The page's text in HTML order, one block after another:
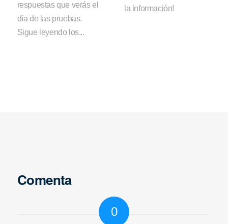
respuestas que verás el
día de las pruebas.
Sigue leyendo los...
la información!
Comenta
0